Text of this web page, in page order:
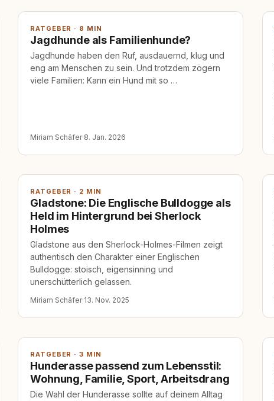
RATGEBER · 8 MIN
Jagdhunde als Familienhunde?
Jagdhunde haben den Ruf, ausdauernd, klug und
eng am Menschen zu sein. Und trotzdem zögern
viele Familien: Kann ein Hund mit so …
Miriam Schäfer·8. Jan. 2026
RATGEBER · 2 MIN
Gladstone: Die Englische Bulldogge als
Held im Hintergrund bei Sherlock
Holmes
Gladstone aus den Sherlock-Holmes-Filmen zeigt
authentisch den Charakter einer Englischen
Bulldogge: stoisch, eigensinning und
unerschütterlich gelassen.
Miriam Schäfer·13. Nov. 2025
RATGEBER · 3 MIN
Hunderasse passend zum Lebensstil:
Wohnung, Familie, Sport, Arbeitsdrang
Die Wahl der Hunderasse sollte auf deinem Alltag